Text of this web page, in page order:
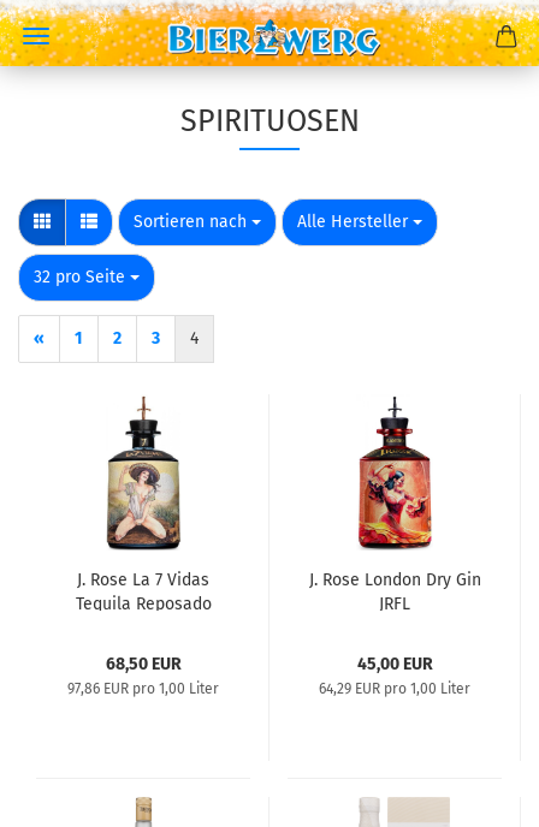
SPIRITUOSEN
Sortieren nach
Sortieren nach Alle Hersteller
pro Seite
32 pro Seite
pro Seite
« 1 2 3 4
J. Rose La 7 Vidas
Tequila Reposado
68,50 EUR
97,86 EUR pro 1,00 Liter
J. Rose London Dry Gin
JRFL
45,00 EUR
64,29 EUR pro 1,00 Liter